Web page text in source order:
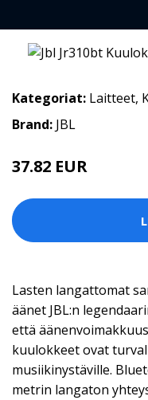
Kategoriat: Laitteet,
Brand: JBL
37.82 EUR
Lasten langattomat
äänet JBL:n
että
kuulokkeet ovat
musiikinystäville.
metrin langaton